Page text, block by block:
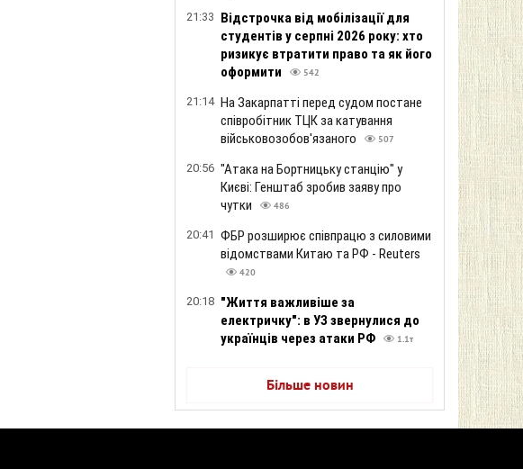
21:33 Відстрочка від мобілізації для
студентів у серпні 2026 року: хто
ризикує втратити право та як його
оформити
542
21:14 На Закарпатті перед судом постане
співробітник ТЦК за катування
військовозобов'язаного
507
20:56 "Атака на Бортницьку станцію" у
Києві: Генштаб зробив заяву про
чутки
486
20:41 ФБР розширює співпрацю з силовими
відомствами Китаю та РФ - Reuters
420
20:18 "Життя важливіше за
електричку": в УЗ звернулися до
українців через атаки РФ
1.1т
Більше новин